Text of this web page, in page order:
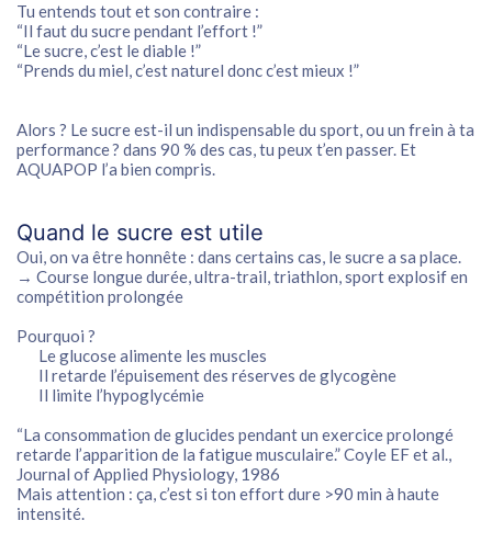
Tu entends tout et son contraire :
“Il faut du sucre pendant l’effort !”
“Le sucre, c’est le diable !”
“Prends du miel, c’est naturel donc c’est mieux !”
Alors ? Le sucre est-il un indispensable du sport, ou un frein à ta
performance ? dans 90 % des cas, tu peux t’en passer. Et
AQUAPOP l’a bien compris.
Quand le sucre est utile
Oui, on va être honnête : dans certains cas, le sucre a sa place.
→ Course longue durée, ultra-trail, triathlon, sport explosif en
compétition prolongée
Pourquoi ?
Le glucose alimente les muscles
Il retarde l’épuisement des réserves de glycogène
Il limite l’hypoglycémie
“La consommation de glucides pendant un exercice prolongé
retarde l’apparition de la fatigue musculaire.” Coyle EF et al.,
Journal of Applied Physiology, 1986
Mais attention : ça, c’est si ton effort dure >90 min à haute
intensité.